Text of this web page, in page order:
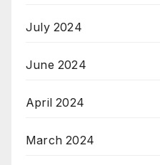
July 2024
June 2024
April 2024
March 2024